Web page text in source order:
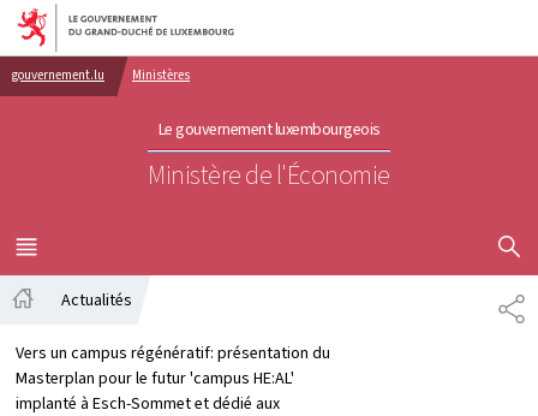
Aller au menu principal
Aller au contenu
gouvernement.lu Ministères
Le gouvernement luxembourgeois
Ministère de l'Économie
MENU
PRINCIPAL
Actualités
Vers un campus régénératif: présentation du
Masterplan pour le futur 'campus HE:AL'
implanté à Esch-Sommet et dédié aux